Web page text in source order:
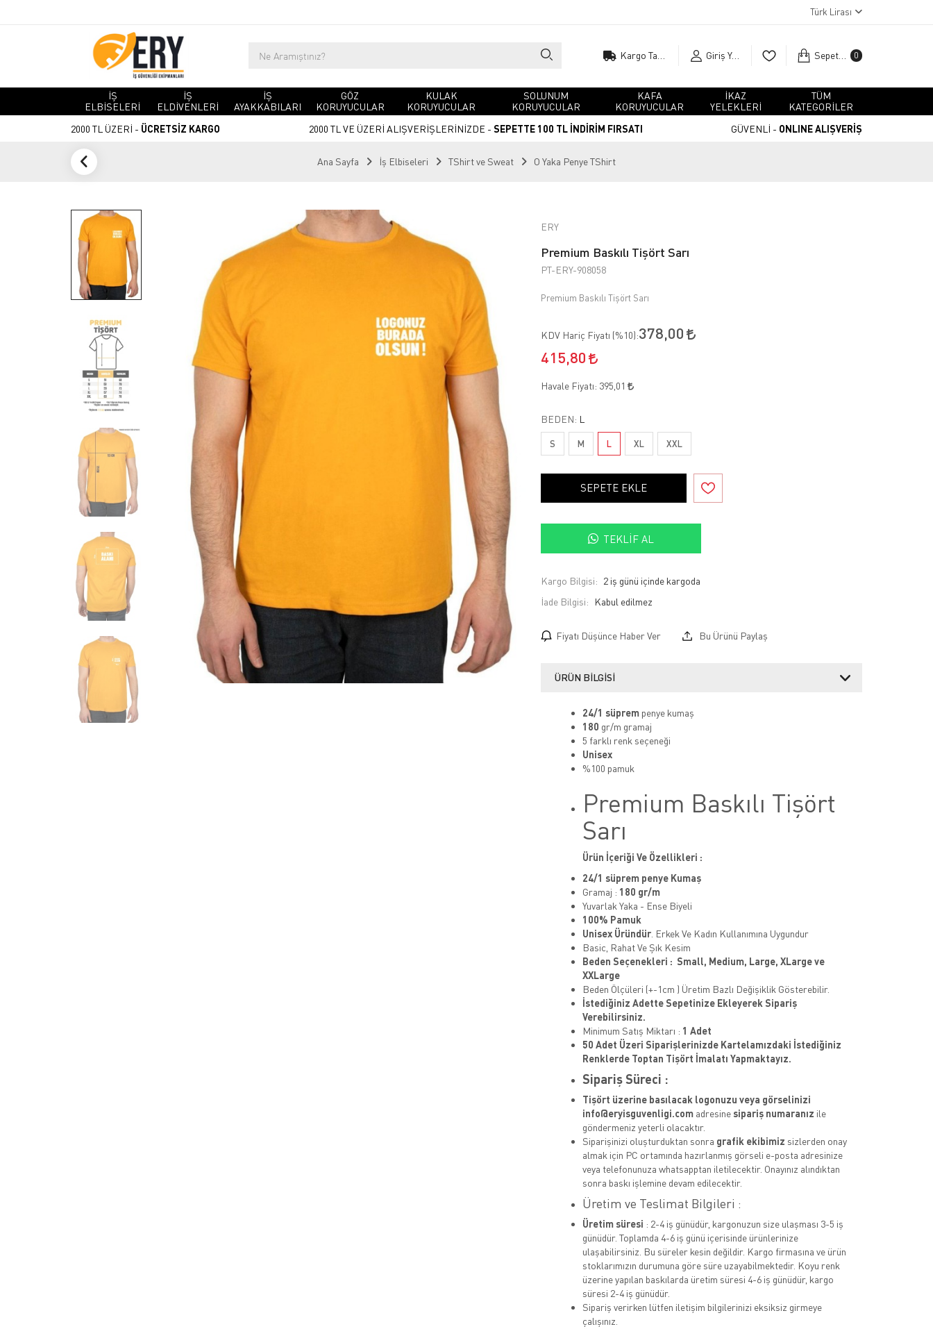
Türk Lirası
Giriş Yap Sepetim 0
İŞ
ELBİSELERİ
İŞ
ELDİVENLERİ
İŞ
AYAKKABILARI
GÖZ
KORUYUCULAR
KULAK
KORUYUCULAR
SOLUNUM
KORUYUCULAR
KAFA
KORUYUCULAR
İKAZ
YELEKLERİ
TÜM
KATEGORİLER
2000 TL ÜZERİ - ÜCRETSİZ KARGO 2000 TL VE ÜZERİ ALIŞVERİŞLERİNİZDE - SEPETTE 100 TL İNDİRİM FIRSATI GÜVENLİ - ONLINE ALIŞVERİŞ
Ana Sayfa İş Elbiseleri TShirt ve Sweat O Yaka Penye TShirt
ERY
Premium Baskılı Tişört Sarı
PT-ERY-908058
Premium Baskılı Tişört Sarı
KDV Hariç Fiyatı (%10):378,00
415,80
Havale Fiyatı: 395,01
BEDEN: L
S M L XL XXL
SEPETE EKLE
TEKLIF AL
Kargo Bilgisi: 2 iş günü içinde kargoda
İade Bilgisi:
Fiyatı Düşünce Haber Ver Bu Ürünü Paylaş
ÜRÜN BILGISI
24/1 süprempenye kumaş
180 gr/m gramaj
5 farklı renk seçeneği
Unisex
%100 pamuk
Premium Baskılı Tişört
Sarı
Ürün İçeriği Ve Özellikleri :
24/1 süprem penye Kumaş
Gramaj : 180 gr/m
Yuvarlak Yaka - Ense Biyeli
100% Pamuk
Unisex Üründür. Erkek Ve Kadın Kullanımına Uygundur
Basic, Rahat Ve Şık Kesim
Beden Seçenekleri : Small, Medium, Large, XLarge ve
XXLarge
Beden Ölçüleri (+-1cm ) Üretim Bazlı Değişiklik Gösterebilir.
İstediğiniz Adette Sepetinize Ekleyerek Sipariş
Verebilirsiniz.
Minimum Satış Miktarı : 1 Adet
50 Adet Üzeri Siparişlerinizde Kartelamızdaki İstediğiniz
Renklerde Toptan Tişört İmalatı Yapmaktayız.
Sipariş Süreci :
Tişört üzerine basılacak logonuzu veya görselinizi
info@eryisguvenligi.comadresine sipariş numaranız ile
göndermeniz yeterli olacaktır.
Siparişinizi oluşturduktan sonra grafik ekibimiz sizlerden onay
almak için PC ortamında hazırlanmış görseli e-posta adresinize
veya telefonunuza whatsapptan iletilecektir. Onayınız alındıktan
sonra baskı işlemine devam edilecektir.
Üretim ve Teslimat Bilgileri :
Üretim süresi : 2-4 iş günüdür, kargonuzun size ulaşması 3-5 iş
günüdür. Toplamda 4-6 iş günü içerisinde ürünlerinize
ulaşabilirsiniz. Bu süreler kesin değildir. Kargo firmasına ve ürün
stoklarımızın durumuna göre süre uzayabilmektedir. Koyu renk
üzerine yapılan baskılarda üretim süresi 4-6 iş günüdür, kargo
süresi 2-4 iş günüdür.
Sipariş verirken lütfen iletişim bilgilerinizi eksiksiz girmeye
çalışınız.